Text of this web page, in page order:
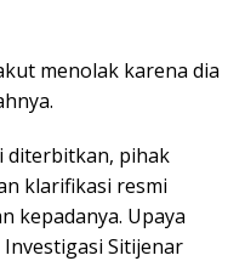
menolak karena dia
diterbitkan, pihak
klarifikasi resmi
kepadanya. Upaya
Sitijenar